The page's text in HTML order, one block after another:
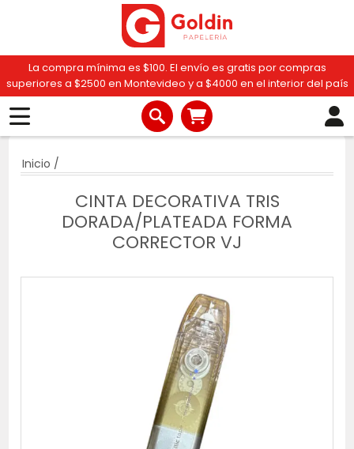
La compra mínima es $100. El envío es gratis por compras
superiores a $2500 en Montevideo y a $4000 en el interior del país
Inicio /
CINTA DECORATIVA TRIS
DORADA/PLATEADA FORMA
CORRECTOR VJ